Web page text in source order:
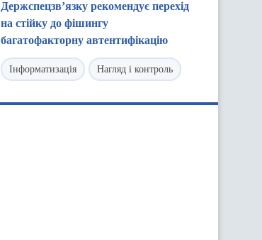
Держспецзв’язку рекомендує перехід
на стійку до фішингу
багатофакторну автентифікацію
Інформатизація Нагляд і контроль